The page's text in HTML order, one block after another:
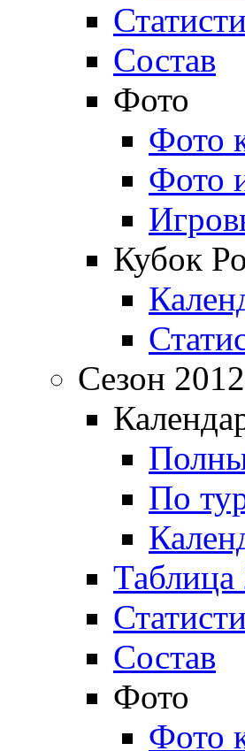
Состав
Фото
Фото
Фото
Кубок
Сезон
По
Состав
Фото
Фото